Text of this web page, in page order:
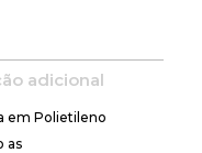
adicional
em Polietileno
as